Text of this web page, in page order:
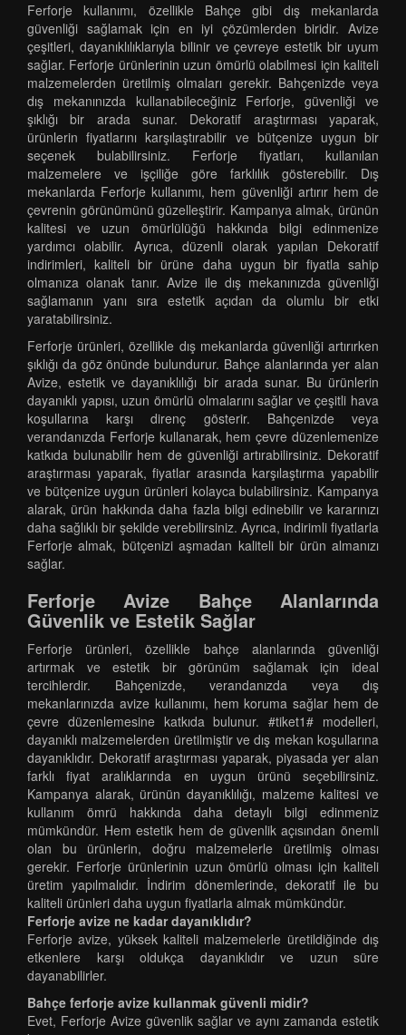
Ferforje kullanımı, özellikle Bahçe gibi dış mekanlarda
güvenliği sağlamak için en iyi çözümlerden biridir. Avize
çeşitleri, dayanıklılıklarıyla bilinir ve çevreye estetik bir uyum
sağlar. Ferforje ürünlerinin uzun ömürlü olabilmesi için kaliteli
malzemelerden üretilmiş olmaları gerekir. Bahçenizde veya
dış mekanınızda kullanabileceğiniz Ferforje, güvenliği ve
şıklığı bir arada sunar. Dekoratif araştırması yaparak,
ürünlerin fiyatlarını karşılaştırabilir ve bütçenize uygun bir
seçenek bulabilirsiniz. Ferforje fiyatları, kullanılan
malzemelere ve işçiliğe göre farklılık gösterebilir. Dış
mekanlarda Ferforje kullanımı, hem güvenliği artırır hem de
çevrenin görünümünü güzelleştirir. Kampanya almak, ürünün
kalitesi ve uzun ömürlülüğü hakkında bilgi edinmenize
yardımcı olabilir. Ayrıca, düzenli olarak yapılan Dekoratif
indirimleri, kaliteli bir ürüne daha uygun bir fiyatla sahip
olmanıza olanak tanır. Avize ile dış mekanınızda güvenliği
sağlamanın yanı sıra estetik açıdan da olumlu bir etki
yaratabilirsiniz.
Ferforje ürünleri, özellikle dış mekanlarda güvenliği artırırken
şıklığı da göz önünde bulundurur. Bahçe alanlarında yer alan
Avize, estetik ve dayanıklılığı bir arada sunar. Bu ürünlerin
dayanıklı yapısı, uzun ömürlü olmalarını sağlar ve çeşitli hava
koşullarına karşı direnç gösterir. Bahçenizde veya
verandanızda Ferforje kullanarak, hem çevre düzenlemenize
katkıda bulunabilir hem de güvenliği artırabilirsiniz. Dekoratif
araştırması yaparak, fiyatlar arasında karşılaştırma yapabilir
ve bütçenize uygun ürünleri kolayca bulabilirsiniz. Kampanya
alarak, ürün hakkında daha fazla bilgi edinebilir ve kararınızı
daha sağlıklı bir şekilde verebilirsiniz. Ayrıca, indirimli fiyatlarla
Ferforje almak, bütçenizi aşmadan kaliteli bir ürün almanızı
sağlar.
Ferforje Avize Bahçe Alanlarında
Güvenlik ve Estetik Sağlar
Ferforje ürünleri, özellikle bahçe alanlarında güvenliği
artırmak ve estetik bir görünüm sağlamak için ideal
tercihlerdir. Bahçenizde, verandanızda veya dış
mekanlarınızda avize kullanımı, hem koruma sağlar hem de
çevre düzenlemesine katkıda bulunur. #tiket1# modelleri,
dayanıklı malzemelerden üretilmiştir ve dış mekan koşullarına
dayanıklıdır. Dekoratif araştırması yaparak, piyasada yer alan
farklı fiyat aralıklarında en uygun ürünü seçebilirsiniz.
Kampanya alarak, ürünün dayanıklılığı, malzeme kalitesi ve
kullanım ömrü hakkında daha detaylı bilgi edinmeniz
mümkündür. Hem estetik hem de güvenlik açısından önemli
olan bu ürünlerin, doğru malzemelerle üretilmiş olması
gerekir. Ferforje ürünlerinin uzun ömürlü olması için kaliteli
üretim yapılmalıdır. İndirim dönemlerinde, dekoratif ile bu
kaliteli ürünleri daha uygun fiyatlarla almak mümkündür.
Ferforje avize ne kadar dayanıklıdır?
Ferforje avize, yüksek kaliteli malzemelerle üretildiğinde dış
etkenlere karşı oldukça dayanıklıdır ve uzun süre
dayanabilirler.
Bahçe ferforje avize kullanmak güvenli midir?
Evet, Ferforje Avize güvenlik sağlar ve aynı zamanda estetik